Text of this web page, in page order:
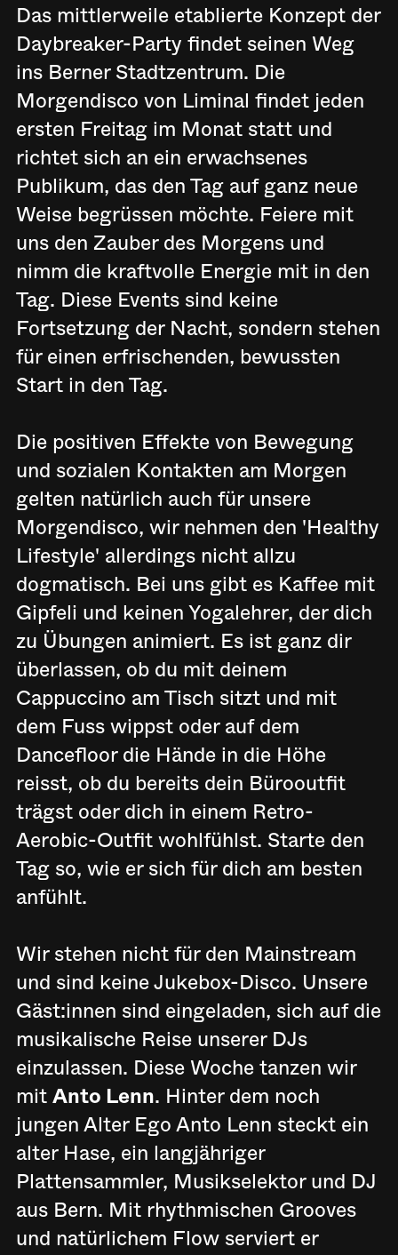
Das mittlerweile etablierte Konzept der
Daybreaker-Party findet seinen Weg
ins Berner Stadtzentrum. Die
Morgendisco von Liminal findet jeden
ersten Freitag im Monat statt und
richtet sich an ein erwachsenes
Publikum, das den Tag auf ganz neue
Weise begrüssen möchte. Feiere mit
uns den Zauber des Morgens und
nimm die kraftvolle Energie mit in den
Tag. Diese Events sind keine
Fortsetzung der Nacht, sondern stehen
für einen erfrischenden, bewussten
Start in den Tag.
Die positiven Effekte von Bewegung
und sozialen Kontakten am Morgen
gelten natürlich auch für unsere
Morgendisco, wir nehmen den 'Healthy
Lifestyle' allerdings nicht allzu
dogmatisch. Bei uns gibt es Kaffee mit
Gipfeli und keinen Yogalehrer, der dich
zu Übungen animiert. Es ist ganz dir
überlassen, ob du mit deinem
Cappuccino am Tisch sitzt und mit
dem Fuss wippst oder auf dem
Dancefloor die Hände in die Höhe
reisst, ob du bereits dein Bürooutfit
trägst oder dich in einem Retro-
Aerobic-Outfit wohlfühlst. Starte den
Tag so, wie er sich für dich am besten
anfühlt.
Wir stehen nicht für den Mainstream
und sind keine Jukebox-Disco. Unsere
Gäst:innen sind eingeladen, sich auf die
musikalische Reise unserer DJs
einzulassen. Diese Woche tanzen wir
mitAnto Lenn. Hinter dem noch
jungen Alter Ego Anto Lenn steckt ein
alter Hase, ein langjähriger
Plattensammler, Musikselektor und DJ
aus Bern. Mit rhythmischen Grooves
und natürlichem Flow serviert er